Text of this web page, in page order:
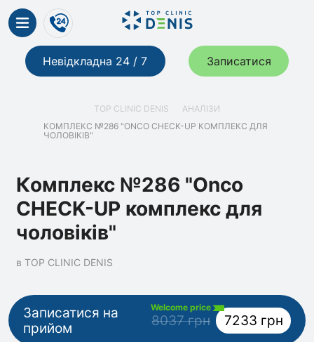
Невідкладна 24 / 7 Записатися
TOP CLINIC DENIS
АНАЛІЗИ
КОМПЛЕКС №286 "ONCO CHECK-UP КОМПЛЕКС ДЛЯ
ЧОЛОВІКІВ"
Комплекс №286 "Onco
CHECK-UP комплекс для
чоловіків"
в TOP CLINIC DENIS
Записатися на
прийом
Welcome price
8037 грн 7233 грн